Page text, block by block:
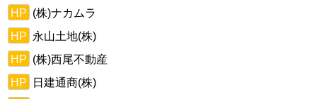
HP (株)ナカムラ
HP 永山土地(株)
HP (株)西尾不動産
HP
日建通商(株)